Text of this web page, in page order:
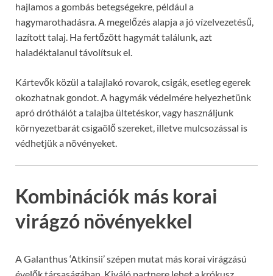
hajlamos a gombás betegségekre, például a
hagymarothadásra. A megelőzés alapja a jó vízelvezetésű,
lazított talaj. Ha fertőzött hagymát találunk, azt
haladéktalanul távolítsuk el.
Kártevők közül a talajlakó rovarok, csigák, esetleg egerek
okozhatnak gondot. A hagymák védelmére helyezhetünk
apró dróthálót a talajba ültetéskor, vagy használjunk
környezetbarát csigaölő szereket, illetve mulcsozással is
védhetjük a növényeket.
Kombinációk más korai
virágzó növényekkel
A Galanthus ‘Atkinsii’ szépen mutat más korai virágzású